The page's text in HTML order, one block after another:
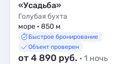
«Усадьба»
Голубая бухта
море · 850 м
Быстрое бронирование
Объект проверен
от 4 890 руб. · 1 ночь